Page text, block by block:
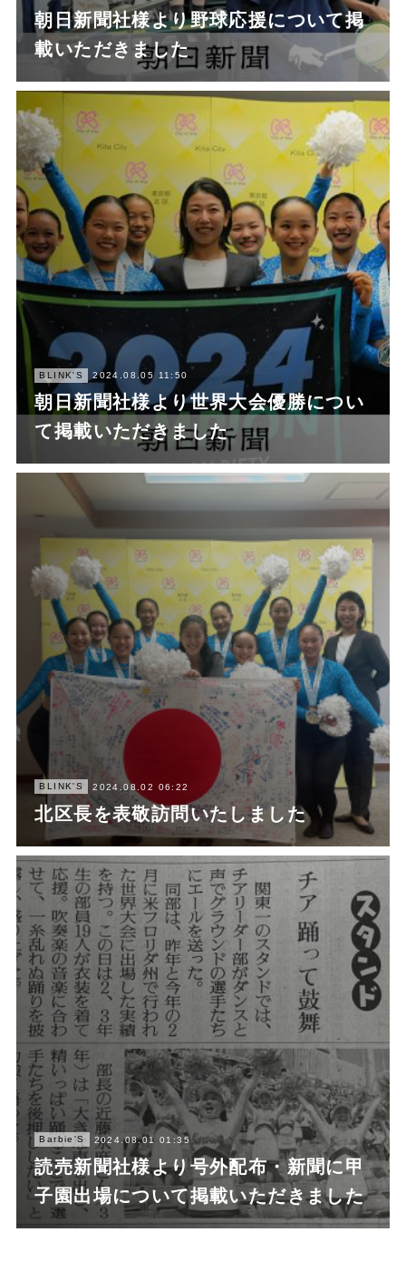
朝日新聞社様より野球応援について掲
載いただきました
BLINK'S 2024.08.05 11:50
朝日新聞社様より世界大会優勝につい
て掲載いただきました
BLINK'S 2024.08.02 06:22
北区長を表敬訪問いたしました
Barbie'S 2024.08.01 01:35
読売新聞社様より号外配布・新聞に甲
子園出場について掲載いただきました